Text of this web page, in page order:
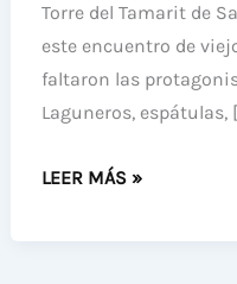
Torre del Tamarit de
este encuentro de
faltaron las
Laguneros, espátulas,
DÍA
LEER MÁS »